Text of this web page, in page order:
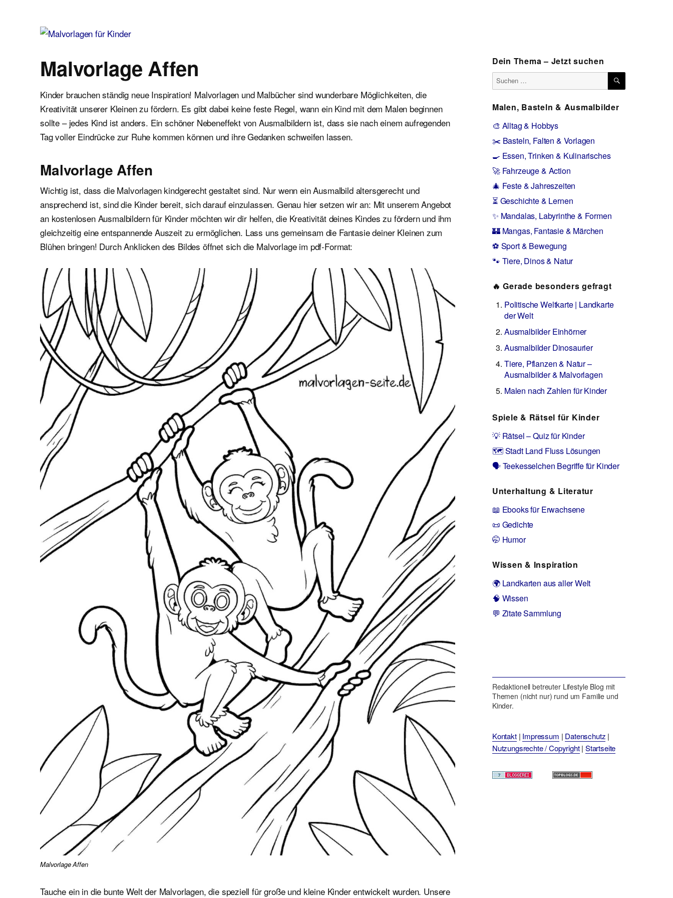
Malvorlage Affen
Kinder brauchen ständig neue Inspiration! Malvorlagen und Malbücher sind wunderbare Möglichkeiten, die
Kreativität unserer Kleinen zu fördern. Es gibt dabei keine feste Regel, wann ein Kind mit dem Malen beginnen
sollte – jedes Kind ist anders. Ein schöner Nebeneffekt von Ausmalbildern ist, dass sie nach einem aufregenden
Tag voller Eindrücke zur Ruhe kommen können und ihre Gedanken schweifen lassen.
Malvorlage Affen
Wichtig ist, dass die Malvorlagen kindgerecht gestaltet sind. Nur wenn ein Ausmalbild altersgerecht und
ansprechend ist, sind die Kinder bereit, sich darauf einzulassen. Genau hier setzen wir an: Mit unserem Angebot
an kostenlosen Ausmalbildern für Kinder möchten wir dir helfen, die Kreativität deines Kindes zu fördern und ihm
gleichzeitig eine entspannende Auszeit zu ermöglichen. Lass uns gemeinsam die Fantasie deiner Kleinen zum
Blühen bringen! Durch Anklicken des Bildes öffnet sich die Malvorlage im pdf-Format:
Malvorlage Affen
Tauche ein in die bunte Welt der Malvorlagen, die speziell für große und kleine Kinder entwickelt wurden. Unsere
Dein Thema – Jetzt suchen
Suchen
nach:
SUCHEN
Malen, Basteln & Ausmalbilder
🎨 Alltag & Hobbys
✂️ Basteln, Falten & Vorlagen
🍳 Essen, Trinken & Kulinarisches
🚀 Fahrzeuge & Action
🎄 Feste & Jahreszeiten
⏳ Geschichte & Lernen
✨ Mandalas, Labyrinthe & Formen
🏰 Mangas, Fantasie & Märchen
⚽ Sport & Bewegung
🐾 Tiere, Dinos & Natur
🔥 Gerade besonders gefragt
Politische Weltkarte | Landkarte
der Welt
Ausmalbilder Einhörner
Ausmalbilder Dinosaurier
Tiere, Pflanzen & Natur –
Ausmalbilder & Malvorlagen
Malen nach Zahlen für Kinder
Spiele & Rätsel für Kinder
💡 Rätsel – Quiz für Kinder
🗺️ Stadt Land Fluss Lösungen
🗣️ Teekesselchen Begriffe für Kinder
Unterhaltung & Literatur
📖 Ebooks für Erwachsene
📜 Gedichte
🤭 Humor
Wissen & Inspiration
🌍 Landkarten aus aller Welt
🧠 Wissen
💬 Zitate Sammlung
Redaktionell betreuter Lifestyle Blog mit
Themen (nicht nur) rund um Familie und
Kinder.
Kontakt| Impressum | Datenschutz |
Nutzungsrechte / Copyright| Startseite